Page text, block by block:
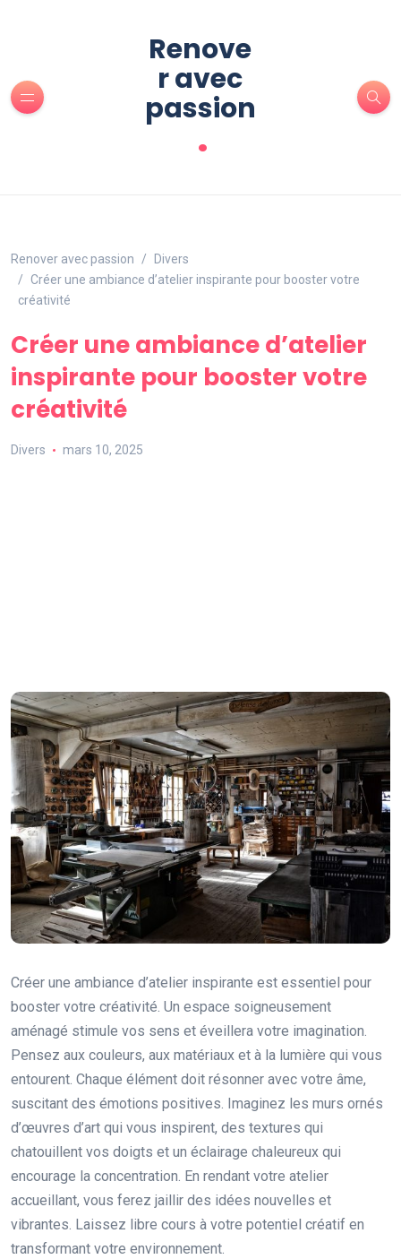
Renove
r avec
passion
.
Renover avec passion
Divers
Créer une ambiance d’atelier inspirante pour booster votre
créativité
Créer une ambiance d’atelier
inspirante pour booster votre
créativité
Divers mars 10, 2025
Créer une ambiance d’atelier inspirante est essentiel pour
booster votre créativité. Un espace soigneusement
aménagé stimule vos sens et éveillera votre imagination.
Pensez aux couleurs, aux matériaux et à la lumière qui vous
entourent. Chaque élément doit résonner avec votre âme,
suscitant des émotions positives. Imaginez les murs ornés
d’œuvres d’art qui vous inspirent, des textures qui
chatouillent vos doigts et un éclairage chaleureux qui
encourage la concentration. En rendant votre atelier
accueillant, vous ferez jaillir des idées nouvelles et
vibrantes. Laissez libre cours à votre potentiel créatif en
transformant votre environnement.